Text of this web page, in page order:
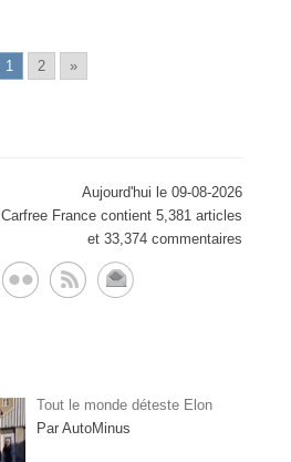
1 2 »
Aujourd'hui le 09-08-2026
Carfree France contient 5,381 articles
et 33,374 commentaires
Tout le monde déteste Elon
Par AutoMinus